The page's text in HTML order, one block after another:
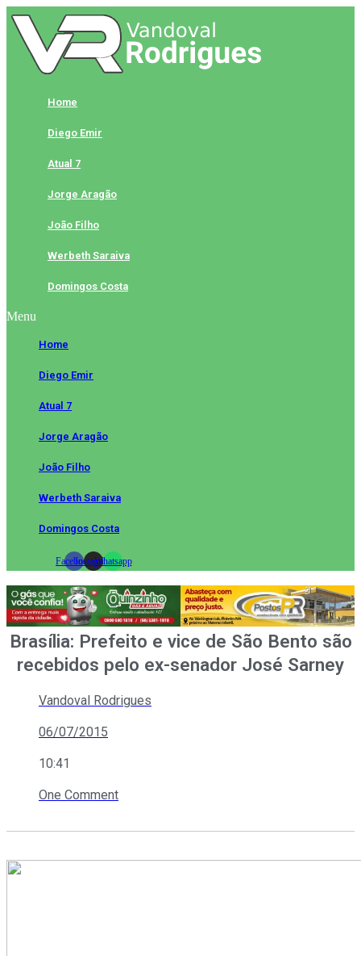
Skip
to
content
Home
Diego Emir
Atual 7
Jorge Aragão
João Filho
Werbeth Saraiva
Domingos Costa
Menu
Home
Diego Emir
Atual 7
Jorge Aragão
João Filho
Werbeth Saraiva
Domingos Costa
FacebookInstagramWhatsapp
Brasília: Prefeito e vice de São Bento são
recebidos pelo ex-senador José Sarney
Vandoval Rodrigues
06/07/2015
10:41
One Comment